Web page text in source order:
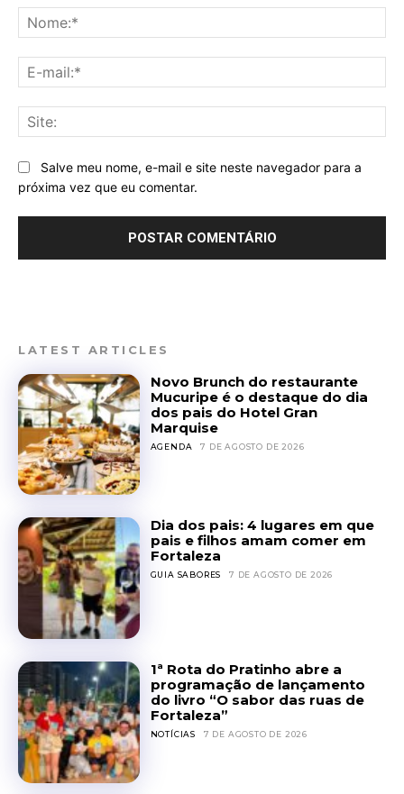
Salve meu nome, e-mail e site neste navegador para a
próxima vez que eu comentar.
LATEST ARTICLES
Novo Brunch do restaurante
Mucuripe é o destaque do dia
dos pais do Hotel Gran
Marquise
AGENDA 7 DE AGOSTO DE 2026
Dia dos pais: 4 lugares em que
pais e filhos amam comer em
Fortaleza
GUIA SABORES 7 DE AGOSTO DE 2026
1ª Rota do Pratinho abre a
programação de lançamento
do livro “O sabor das ruas de
Fortaleza”
NOTÍCIAS 7 DE AGOSTO DE 2026